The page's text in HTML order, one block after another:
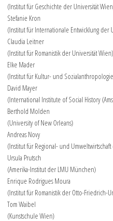
(Institut für Geschichte der Universität
Stefanie Kron
(Institut für Internationale Entwicklung der
Claudia Leitner
(Institut für Romanistik der Universität Wien)
Elke Mader
(Institut für Kultur- und
David Mayer
(International Institute of Social History
Berthold Molden
(University of New Orleans)
Andreas Novy
(Institut für Regional- und
Ursula Prutsch
(Amerika-Institut der LMU München)
Enrique Rodrigues Moura
(Institut für Romanistik der Otto-Friedrich-
Tom Waibel
(Kunstschule Wien)